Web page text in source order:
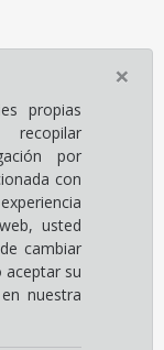
propias
por
con
usted
cambiar
aceptar su
nuestra
×